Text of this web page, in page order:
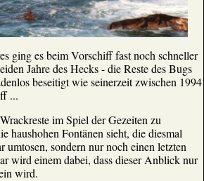
ging es beim Vorschiff fast noch schneller
Jahre des Hecks - die Reste des Bugs
beseitigt wie seinerzeit zwischen 1994
...
im Spiel der Gezeiten zu
haushohen Fontänen sieht, die diesmal
umtosen, sondern nur noch einen letzten
wird einem dabei, dass dieser Anblick nur
wird.